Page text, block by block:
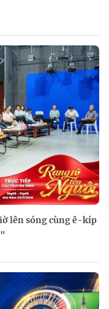
lên sóng cùng ê-kíp